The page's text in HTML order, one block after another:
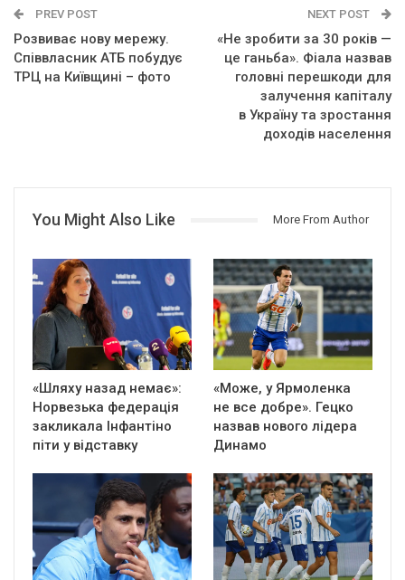
PREV POST
Розвиває нову мережу.
Співвласник АТБ побудує
ТРЦ на Київщині – фото
NEXT POST
«Не зробити за 30 років —
це ганьба». Фіала назвав
головні перешкоди для
залучення капіталу
в Україну та зростання
доходів населення
You Might Also Like More From Author
«Шляху назад немає»:
Норвезька федерація
закликала Інфантіно
піти у відставку
«Може, у Ярмоленка
не все добре». Гецко
назвав нового лідера
Динамо